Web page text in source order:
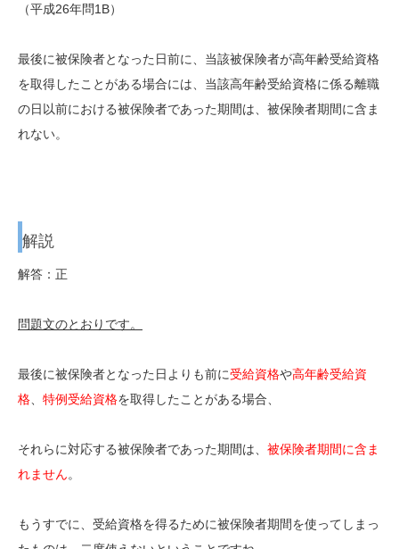
（平成26年問1B）
最後に被保険者となった日前に、当該被保険者が高年齢受給資格
を取得したことがある場合には、当該高年齢受給資格に係る離職
の日以前における被保険者であった期間は、被保険者期間に含ま
れない。
解説
解答：正
問題文のとおりです。
最後に被保険者となった日よりも前に受給資格や高年齢受給資
格
特例受給資格を取得したことがある場合、
それらに対応する被保険者であった期間は、 被保険者期間に含ま
れません。
もうすでに、受給資格を得るために被保険者期間を使ってしまっ